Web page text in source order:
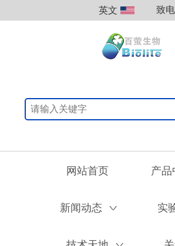
英文 致
网站首页 产品
新闻动态 V 实